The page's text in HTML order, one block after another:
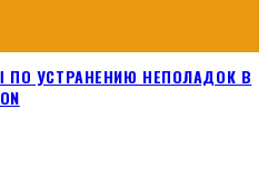
ПО УСТРАНЕНИЮ НЕПОЛАДОК В